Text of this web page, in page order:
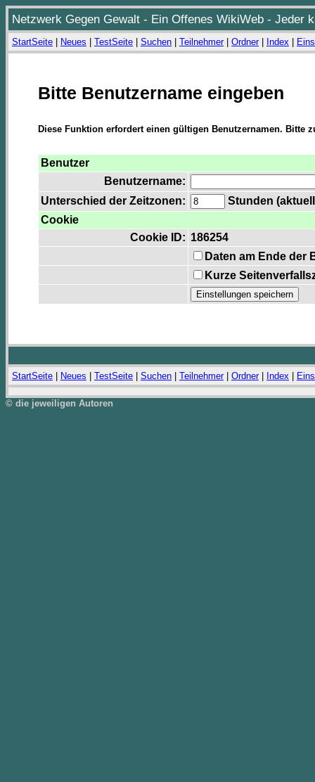
Netzwerk Gegen Gewalt - Ein Offenes WikiWeb - Jeder
StartSeite Neues TestSeite Suchen Teilnehmer| Ordner| Index
Bitte Benutzername eingeben
Diese Funktion erfordert einen gültigen Benutzernamen. Bitte
Benutzer
Benutzername:
Unterschied der Zeitzonen:
Stunden
Cookie
Cookie ID: 186254
Daten am Ende der
Kurze
StartSeite Neues TestSeite Suchen Teilnehmer| Ordner| Index
© die jeweiligen Autoren